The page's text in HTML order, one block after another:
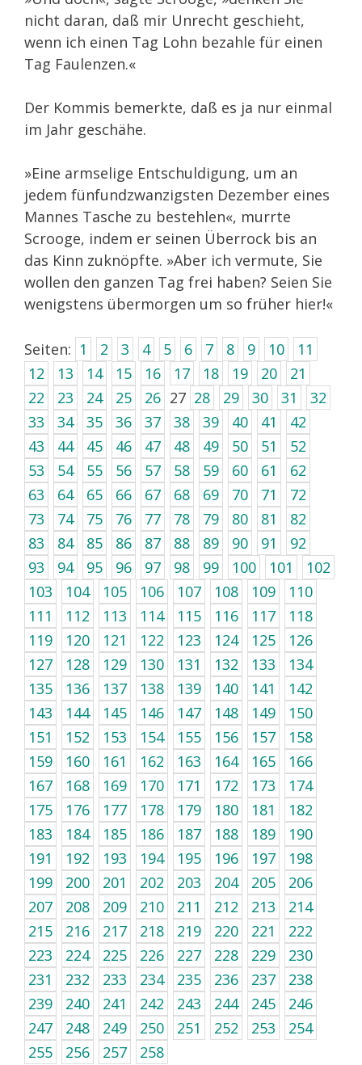
nicht daran, daß mir Unrecht geschieht,
wenn ich einen Tag Lohn bezahle für einen
Tag Faulenzen.«
Der Kommis bemerkte, daß es ja nur einmal
im Jahr geschähe.
»Eine armselige Entschuldigung, um an
jedem fünfundzwanzigsten Dezember eines
Mannes Tasche zu bestehlen«, murrte
Scrooge, indem er seinen Überrock bis an
das Kinn zuknöpfte. »Aber ich vermute, Sie
wollen den ganzen Tag frei haben? Seien Sie
wenigstens übermorgen um so früher hier!«
Seiten: 1 2 3 4 5 6 7 8 9 10
11
12
13 14 15 16 17 18 19 20
21
22
23 24 25 26 27 28 29 30 31
32
33
34 35 36 37 38 39 40 41
42
43
44 45 46 47 48 49 50 51
52
53
54 55 56 57 58 59 60 61
62
63
64 65 66 67 68 69 70 71
72
73
74 75 76 77 78 79 80 81
82
83
84 85 86 87 88 89 90 91
92
93
94 95 96 97 98 99 100 101
102
103
104 105 106 107 108 109
110
111
112 113 114 115 116 117
118
119
120 121 122 123 124 125
126
127
128 129 130 131 132 133
134
135
136 137 138 139 140 141
142
143
144 145 146 147 148 149
150
151
152 153 154 155 156 157
158
159
160 161 162 163 164 165
166
167
168 169 170 171 172 173
174
175
176 177 178 179 180 181
182
183
184 185 186 187 188 189
190
191
192 193 194 195 196 197
198
199
200 201 202 203 204 205
206
207
208 209 210 211 212 213
214
215
216 217 218 219 220 221
222
223
224 225 226 227 228 229
230
231
232 233 234 235 236 237
238
239
240 241 242 243 244 245
246
247
248 249 250 251 252 253
254
255
256 257 258